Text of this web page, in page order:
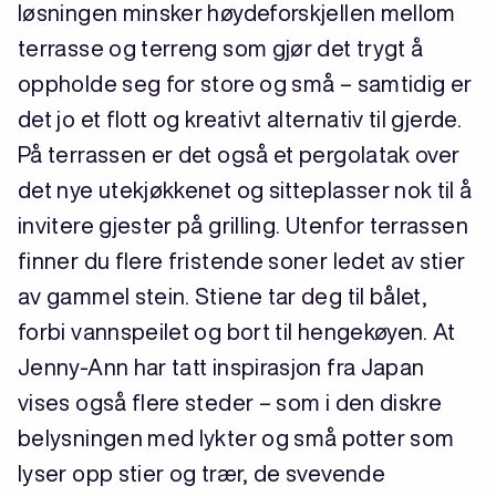
løsningen minsker høydeforskjellen mellom
terrasse og terreng som gjør det trygt å
oppholde seg for store og små – samtidig er
det jo et flott og kreativt alternativ til gjerde.
På terrassen er det også et pergolatak over
det nye utekjøkkenet og sitteplasser nok til å
invitere gjester på grilling. Utenfor terrassen
finner du flere fristende soner ledet av stier
av gammel stein. Stiene tar deg til bålet,
forbi vannspeilet og bort til hengekøyen. At
Jenny-Ann har tatt inspirasjon fra Japan
vises også flere steder – som i den diskre
belysningen med lykter og små potter som
lyser opp stier og trær, de svevende